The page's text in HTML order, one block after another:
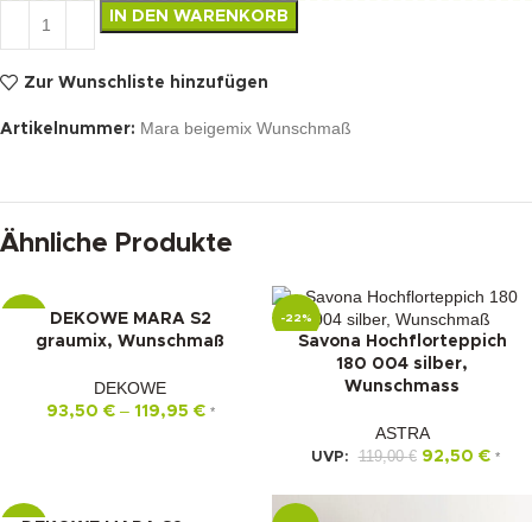
IN DEN WARENKORB
Zur Wunschliste hinzufügen
Artikelnummer: Mara beigemix Wunschmaß
Ähnliche Produkte
DEKOWE MARA S2
graumix, Wunschmaß
DEKOWE
93,50 €– 119,95 € *
-22%
Savona Hochflorteppich
180 004 silber,
Wunschmass
ASTRA
UVP: 119,00€ 92,50 € *